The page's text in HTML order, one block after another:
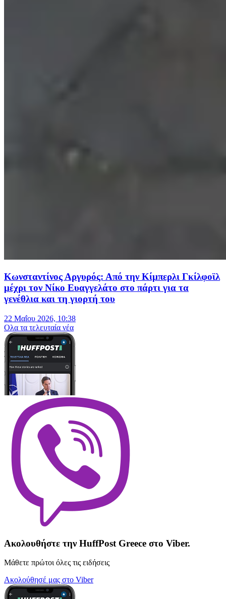
Κωνσταντίνος Αργυρός: Από την Κίμπερλι Γκίλφοϊλ
μέχρι τον Νίκο Ευαγγελάτο στο πάρτι για τα
γενέθλια και τη γιορτή του
22 Μαΐου 2026, 10:38
Oλα τα τελευταία νέα
Ακολουθήστε την HuffPost Greece στο Viber.
Μάθετε πρώτοι όλες τις ειδήσεις
Ακολούθησέ μας στο Viber